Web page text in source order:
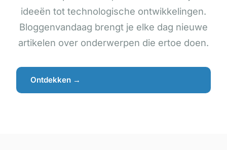
ideeën tot technologische ontwikkelingen.
Bloggenvandaag brengt je elke dag nieuwe
artikelen over onderwerpen die ertoe doen.
Ontdekken →